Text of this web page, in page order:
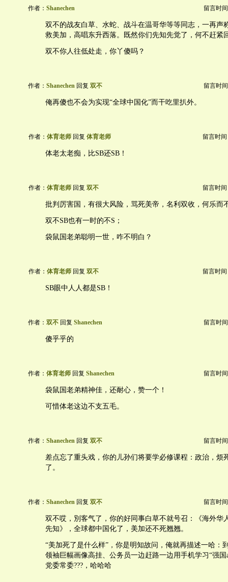
作者： Shanechen 留言时
双不的战友白草、水蛇、战斗在温哥华等等同志，一再声
救美加，高唱东升西落。既然你们先知先觉了，何不赶紧
双不你人往低处走，你丫傻吗？
作者： Shanechen 回复 双不 留言时
俺再傻也不会为实现“全球中国化”而干吃里扒外。
作者： 体育老师 回复 体育老师 留言时间
体老太老痴，比SB还SB！
作者： 体育老师 回复 双不 留言时间
批判厉害国，有很大风险，骂死美帝，名利双收，何乐而
双不SB也有一时的不S；
袋鼠国老弟聪明一世，咋不明白？
作者： 体育老师 回复 双不 留言时间
SB眼中人人都是SB！
作者： 双不 回复 Shanechen 留言时
傻乎乎的
作者： 体育老师 回复 Shanechen 留言时
袋鼠国老弟精神佳，还耐心，赞一个！
可惜体老这边不支五毛。
作者： Shanechen 回复 双不 留言时
差点忘了重头戏，你的儿孙们将要学必修课程：政治，烦
了。
作者： Shanechen 回复 双不 留言时
双不哎，別客气了，你的好同事白草不就号召：《海外华
先知》，全球都中国化了，美加还不死翘翘。
“美加死了是什么样”，你是明知故问，俺就再描述一哈：
领袖巨幅画像高挂、公务员一边赶路一边用手机学习“强
党委常委???，哈哈哈